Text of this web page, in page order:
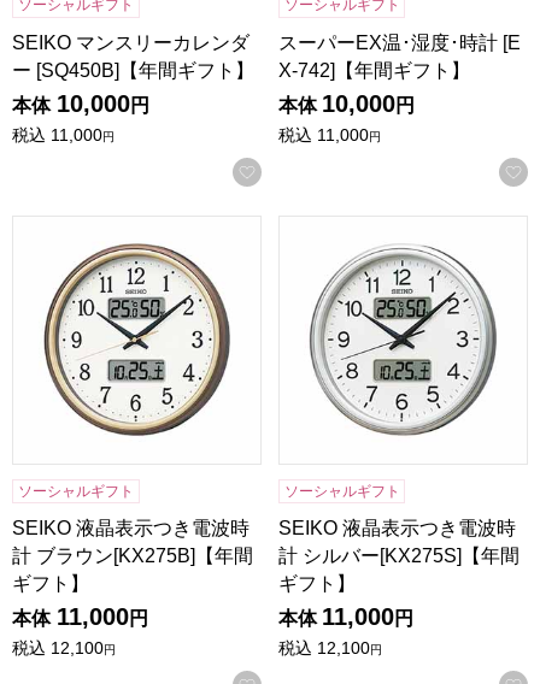
ソーシャルギフト
SEIKO マンスリーカレンダ
ー [SQ450B]【年間ギフト】
本体 10,000円
税込 11,000円
お気に入りに登録する
ソーシャルギフト
スーパーEX温･湿度･時計 [E
X-742]【年間ギフト】
本体 10,000円
税込 11,000円
ソーシャルギフト
SEIKO 液晶表示つき電波時
計 ブラウン[KX275B]【年間
ギフト】
本体 11,000円
税込 12,100円
ソーシャルギフト
SEIKO 液晶表示つき電波時
計 シルバー[KX275S]【年間
ギフト】
本体 11,000円
税込 12,100円